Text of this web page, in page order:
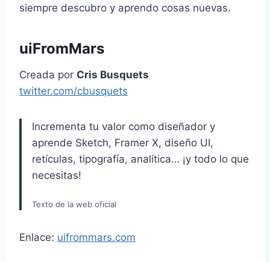
siempre descubro y aprendo cosas nuevas.
uiFromMars
Creada por Cris Busquets
twitter.com/cbusquets
Incrementa tu valor como diseñador y
aprende Sketch, Framer X, diseño UI,
retículas, tipografía, analítica… ¡y todo lo que
necesitas!
Texto de la web oficial
Enlace: uifrommars.com